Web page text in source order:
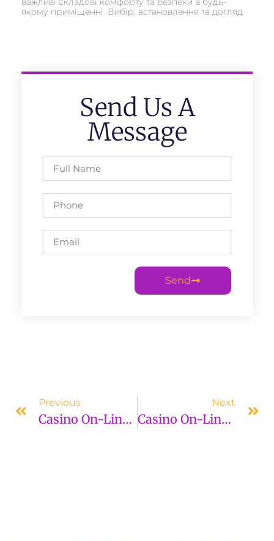
якому приміщенні. Вибір, встановлення та догляд
Send Us A
Message
Send
Previous
Casino On-Line Overview: Platform Design And Gaming Setting
Next
Casino On-Line Overview: Site Layout And Gaming Setting